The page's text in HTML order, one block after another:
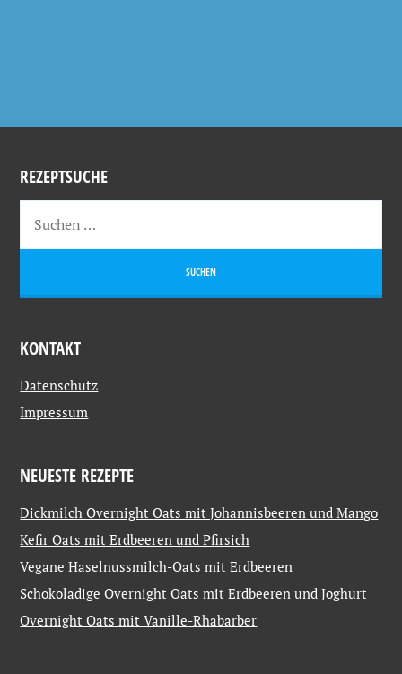
REZEPTSUCHE
KONTAKT
Datenschutz
Impressum
NEUESTE REZEPTE
Dickmilch Overnight Oats mit Johannisbeeren und Mango
Kefir Oats mit Erdbeeren und Pfirsich
Vegane Haselnussmilch-Oats mit Erdbeeren
Schokoladige Overnight Oats mit Erdbeeren und Joghurt
Overnight Oats mit Vanille-Rhabarber